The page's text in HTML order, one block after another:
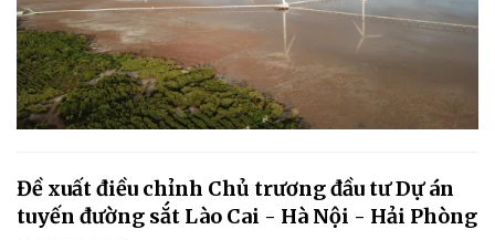
Đề xuất điều chỉnh Chủ trương đầu tư Dự án
tuyến đường sắt Lào Cai - Hà Nội - Hải Phòng